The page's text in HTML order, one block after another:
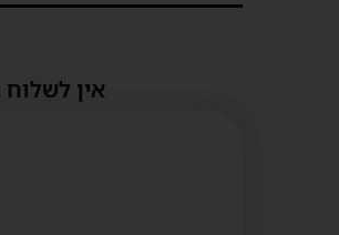
אין